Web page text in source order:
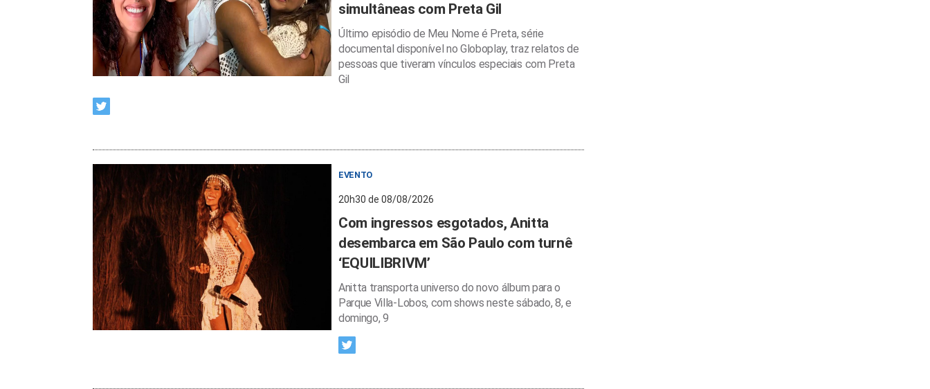
simultâneas com Preta Gil
Último episódio de Meu Nome é Preta, série
documental disponível no Globoplay, traz relatos de
pessoas que tiveram vínculos especiais com Preta
Gil
EVENTO
20h30 de 08/08/2026
Com ingressos esgotados, Anitta
desembarca em São Paulo com turnê
‘EQUILIBRIVM’
Anitta transporta universo do novo álbum para o
Parque Villa-Lobos, com shows neste sábado, 8, e
domingo, 9